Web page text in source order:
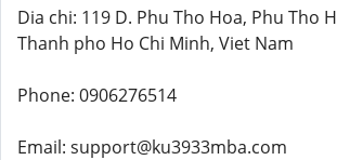
Dia chi: 119 D. Phu Tho Hoa, Phu Tho
Thanh pho Ho Chi Minh, Viet Nam
Phone: 0906276514
Email: support@ku3933mba.com